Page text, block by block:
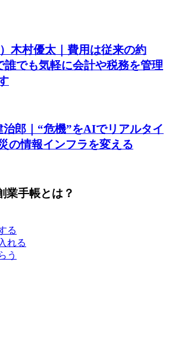
木村優太｜費用は従来の約
誰でも気軽に会計や税務を管理
治郎｜“危機”をAIでリアルタイ
の情報インフラを変える
業手帳とは？
る
れる
う